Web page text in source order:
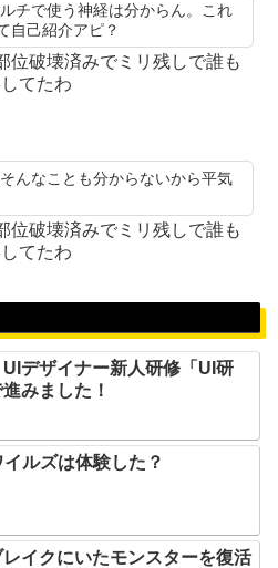
チで使う神経は分からん。これ
自己紹介アピ？
位破壊済みでミリ残しで誰も
てたわ
んなことも分からないから平気
位破壊済みでミリ残しで誰も
てたわ
デザイナー新人研修「UI研
みました！
イルズは体験した？
イクにいたモンスターを復活